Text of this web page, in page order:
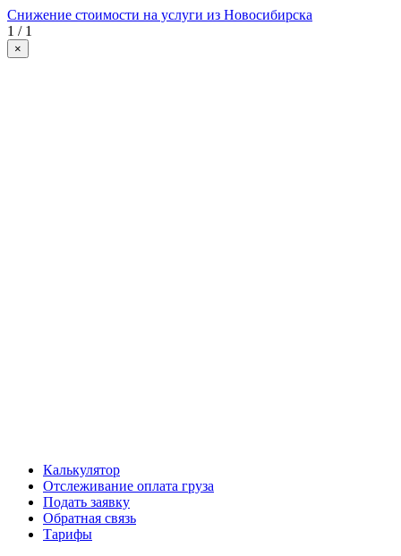
Снижение стоимости на услуги из Новосибирска
1 / 1
×
Калькулятор
Отслеживание оплата груза
Подать заявку
Обратная связь
Тарифы